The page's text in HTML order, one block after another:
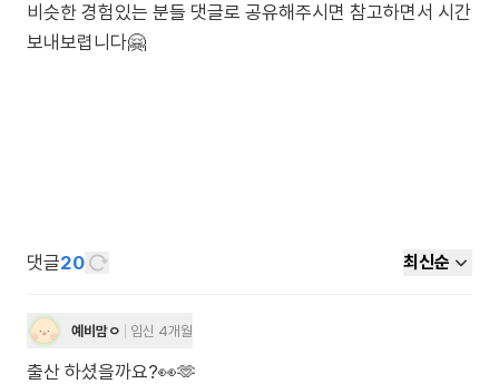
비슷한 경험있는 분들 댓글로 공유해주시면 참고하면서 시간
댓글20 최신순
예비맘ㅇ 임신 4개월
출산 하셨을까요?👀🫶